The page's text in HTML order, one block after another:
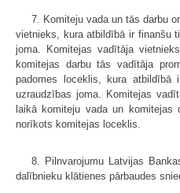
7. Komiteju vada un tās darbu
vietnieks, kura atbildībā ir finanšu
joma. Komitejas vadītāja
komitejas darbu tās vadītāja
padomes loceklis, kura
uzraudzības joma. Komitejas
laikā komiteju vada un komitejas
norīkots komitejas loceklis.
8. Pilnvarojumu Latvijas
dalībnieku klātienes pārbaudes